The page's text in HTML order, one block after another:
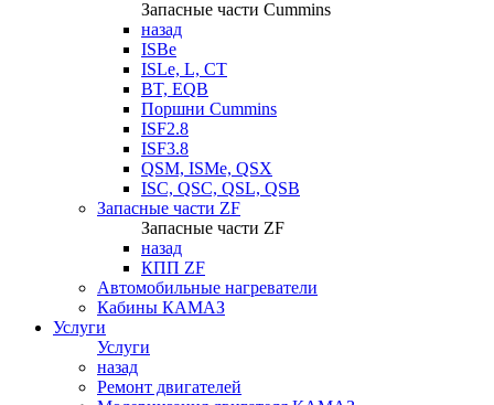
Запасные части Cummins
назад
ISBe
ISLe, L, CT
BT, EQB
Поршни Cummins
ISF2.8
ISF3.8
QSM, ISMe, QSX
ISC, QSC, QSL, QSB
Запасные части ZF
Запасные части ZF
назад
КПП ZF
Автомобильные нагреватели
Кабины КАМАЗ
Услуги
Услуги
назад
Ремонт двигателей